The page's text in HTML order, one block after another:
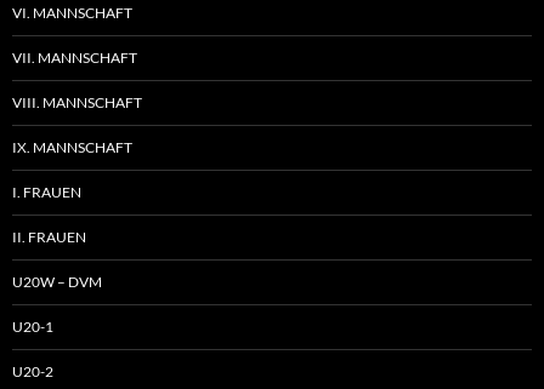
VI. MANNSCHAFT
VII. MANNSCHAFT
VIII. MANNSCHAFT
IX. MANNSCHAFT
I. FRAUEN
II. FRAUEN
U20W – DVM
U20-1
U20-2